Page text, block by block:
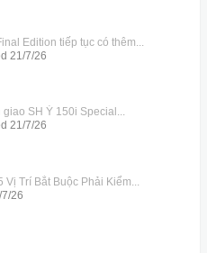
Edition tiếp tục có thêm...
21/7/26
SH Ý 150i Special...
21/7/26
Vị Trí Bắt Buộc Phải Kiểm...
26